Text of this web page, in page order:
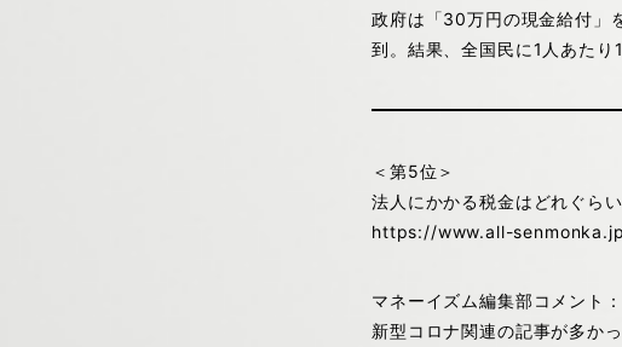
政府は「30万円の現金給付」
到。結果、全国民に1人あたり
＜第5位＞
法人にかかる税金はどれぐら
https://www.all-
マネーイズム編集部コメント：
新型コロナ関連の記事が多か